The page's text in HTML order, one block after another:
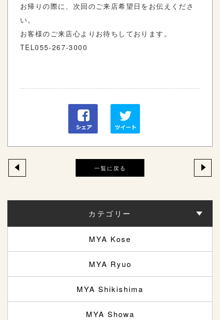
お帰りの際に、次回のご来店希望日をお伝えくださ
い。
お客様のご来店心よりお待ちしております。
TEL055-267-3000
一覧に戻る
カテゴリー
MYA Kose
MYA Ryuo
MYA Shikishima
MYA Showa